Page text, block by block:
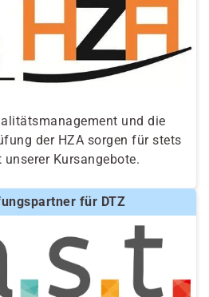
und die
der HZA sorgen für stets
Kursangebote.
für DTZ